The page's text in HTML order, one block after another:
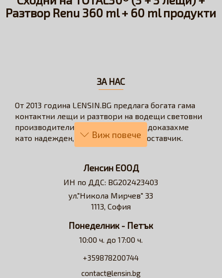
Разтвор Renu 360 ml + 60 ml продукти
ЗА НАС
От 2013 година LENSIN.BG предлага богата гама
контактни лещи и разтвори на водещи световни
производители. През годините се доказахме
като надежден, бърз и коректен доставчик.
пазаруването в бързо, лесно, удобно и изгодно
решение за всеки потребител на контактни лещи.
Достъпни сме за професионални съвети и
съдействие относно избора на контактни лещи и
Ленсин ЕООД
ИН по ДДС: BG202423403
ул."Никола Мирчев" 33
1113, София
Понеделник - Петък
10:00 ч. до 17:00 ч.
+359878200744
contact@lensin.bg